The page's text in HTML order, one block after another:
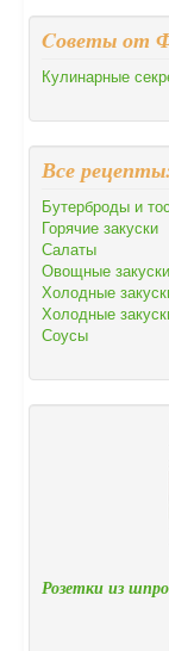
Cоветы от
Кулинарные
Все
Бутерброды и
Горячие закуски
Салаты
Овощные закуски
Холодные
Холодные
Соусы
Розетки из